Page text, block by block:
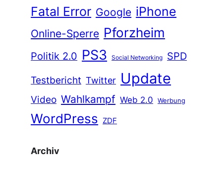
Fatal Error Google iPhone
Online-Sperre Pforzheim
Politik 2.0 PS3 Social Networking
SPD
Testbericht Twitter Update
Video Wahlkampf Web 2.0 Werbung
WordPress ZDF
Archiv